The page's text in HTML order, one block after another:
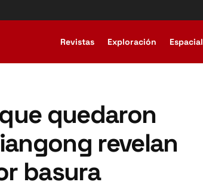
Revistas Exploración Espacial
quedaron
revelan
basura